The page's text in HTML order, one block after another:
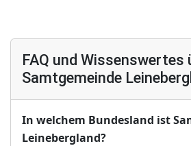
FAQ und Wissenswertes
Samtgemeinde
In welchem Bundesland ist
Leinebergland?